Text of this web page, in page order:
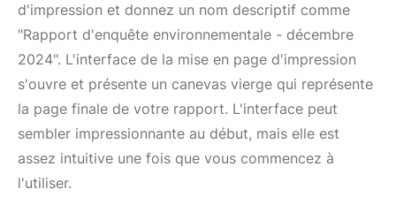
d'impression et donnez un nom descriptif comme
"Rapport d'enquête environnementale - décembre
2024". L'interface de la mise en page d'impression
s'ouvre et présente un canevas vierge qui représente
la page finale de votre rapport. L'interface peut
sembler impressionnante au début, mais elle est
assez intuitive une fois que vous commencez à
l'utiliser.